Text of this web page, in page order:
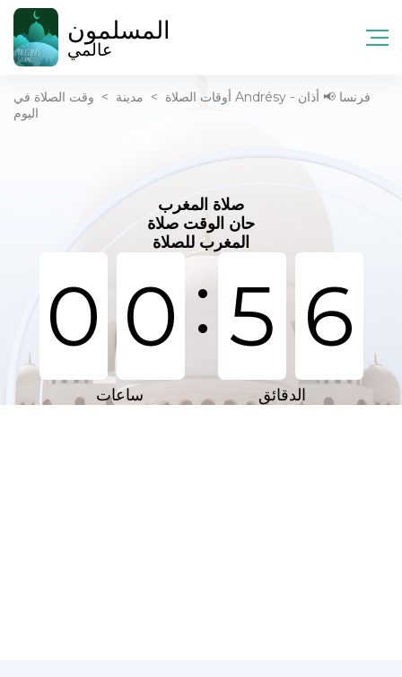
المسلمون
عالمي
أوقات الصلاة > مدينة > وقت الصلاة في Andrésy - فرنسا 📢 أذان
اليوم
صلاة المغرب
حان الوقت صلاة
المغرب للصلاة
0 0: 5 6
ساعات الدقائق